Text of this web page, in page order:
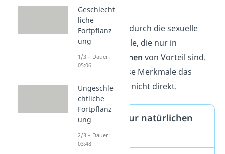
präsentieren.
Häufig entstehen durch die sexuelle
Selektion Merkmale, die nur in
Paarungssituationen von Vorteil sind.
Meist fördern diese Merkmale das
Überlebenjedoch nicht direkt.
Unterschied zur natürlichen
Selektion
Geschlecht
liche
Fortpflanz
ung
1/3 – Dauer:
05:06
Ungeschle
chtliche
Fortpflanz
ung
2/3 – Dauer:
03:48